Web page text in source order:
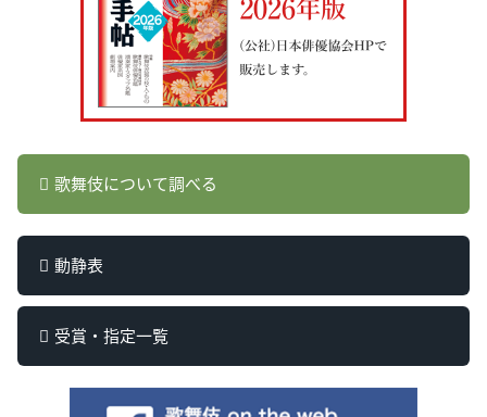
歌舞伎について調べる
動静表
受賞・指定一覧